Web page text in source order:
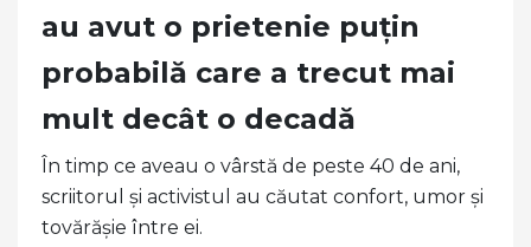
au avut o prietenie puțin
probabilă care a trecut mai
mult decât o decadă
În timp ce aveau o vârstă de peste 40 de ani,
scriitorul și activistul au căutat confort, umor și
tovărășie între ei.